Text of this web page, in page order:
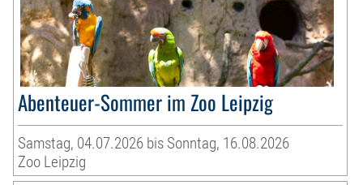
Abenteuer-Sommer im Zoo Leipzig
Samstag, 04.07.2026 bis Sonntag, 16.08.2026
Zoo Leipzig